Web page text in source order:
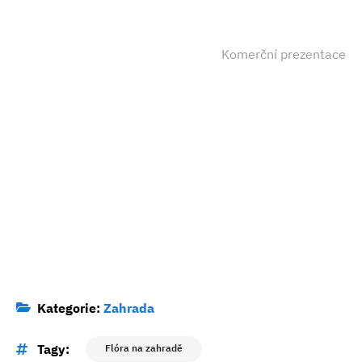
Komerční prezentace
Kategorie: Zahrada
Tagy: Flóra na zahradě